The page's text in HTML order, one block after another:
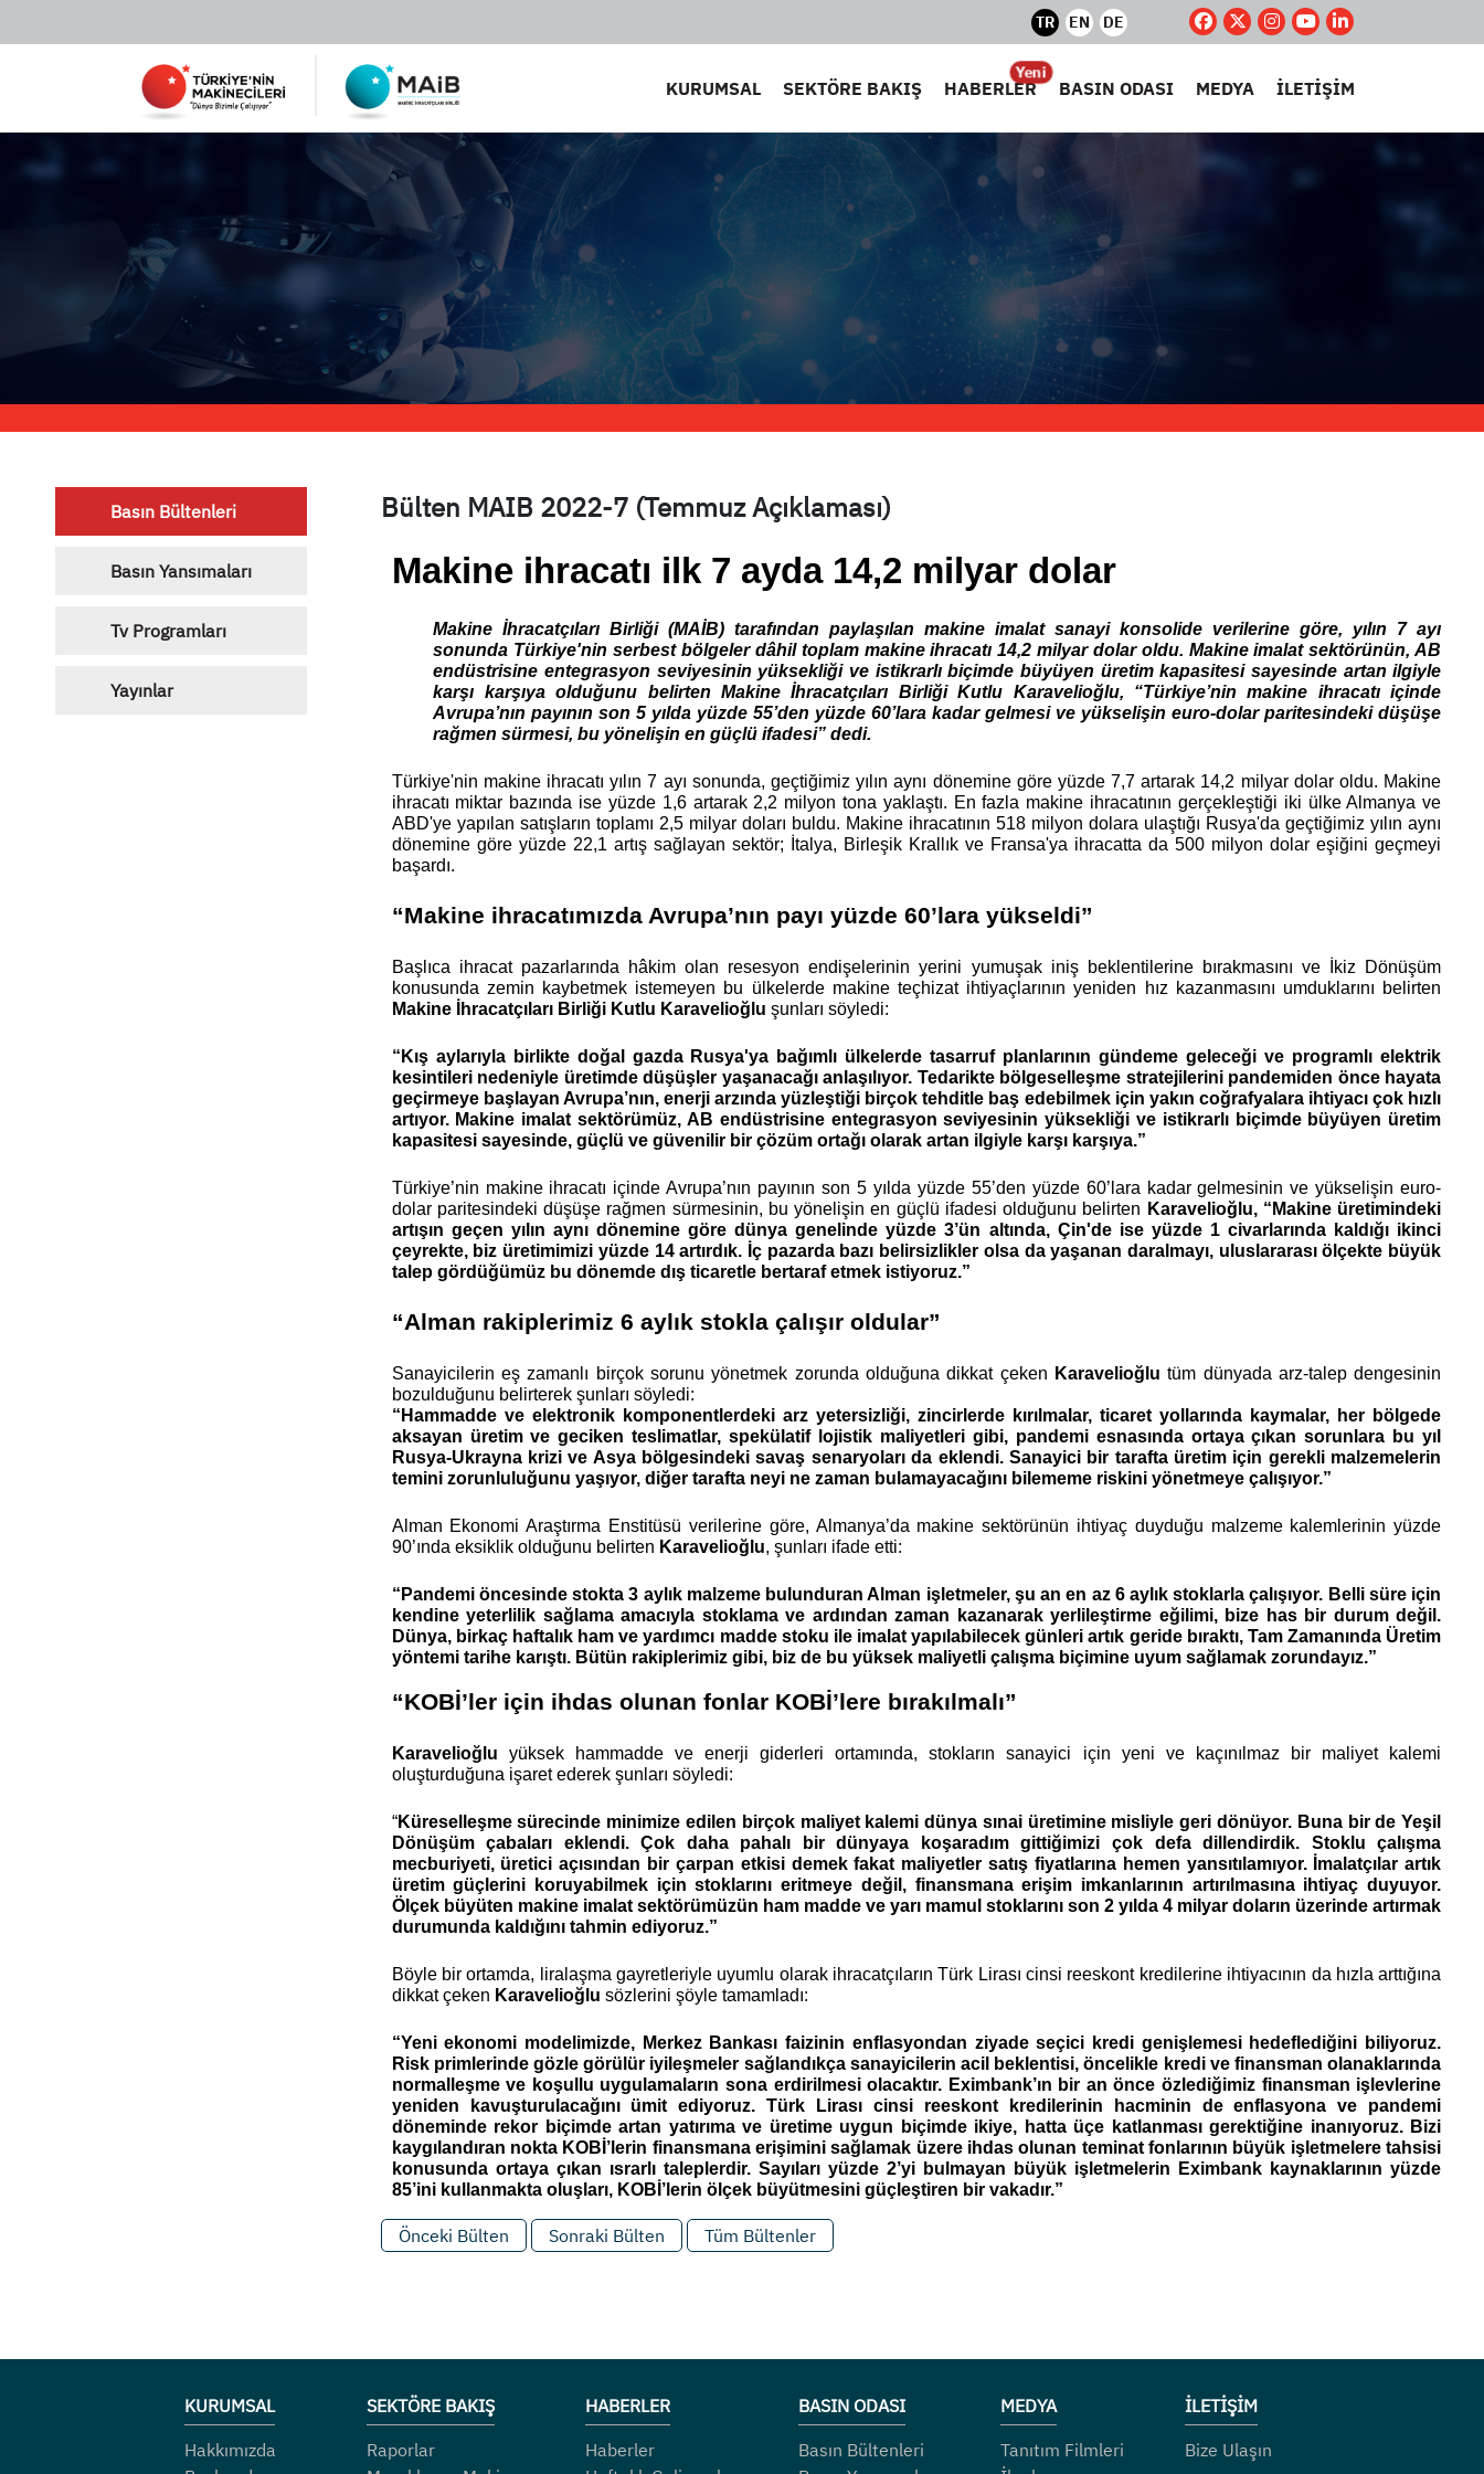
TR EN DE
KURUMSAL SEKTÖRE BAKIŞ
Yeni
HABERLER BASIN ODASI MEDYA İLETİŞİM
Basın Bültenleri
Basın Yansımaları
Tv Programları
Yayınlar
Bülten MAIB 2022-7 (Temmuz Açıklaması)
Makine ihracatı ilk 7 ayda 14,2 milyar dolar
Makine İhracatçıları Birliği (MAİB) tarafından paylaşılan makine imalat sanayi konsolide verilerine göre, yılın 7 ayı
sonunda Türkiye'nin serbest bölgeler dâhil toplam makine ihracatı 14,2 milyar dolar oldu. Makine imalat sektörünün, AB
endüstrisine entegrasyon seviyesinin yüksekliği ve istikrarlı biçimde büyüyen üretim kapasitesi sayesinde artan ilgiyle
karşı karşıya olduğunu belirten Makine İhracatçıları Birliği Kutlu Karavelioğlu, “Türkiye’nin makine ihracatı içinde
Avrupa’nın payının son 5 yılda yüzde 55’den yüzde 60’lara kadar gelmesi ve yükselişin euro-dolar paritesindeki düşüşe
rağmen sürmesi, bu yönelişin en güçlü ifadesi” dedi.
Türkiye'nin makine ihracatı yılın 7 ayı sonunda, geçtiğimiz yılın aynı dönemine göre yüzde 7,7 artarak 14,2 milyar dolar oldu. Makine
ihracatı miktar bazında ise yüzde 1,6 artarak 2,2 milyon tona yaklaştı. En fazla makine ihracatının gerçekleştiği iki ülke Almanya ve
ABD'ye yapılan satışların toplamı 2,5 milyar doları buldu. Makine ihracatının 518 milyon dolara ulaştığı Rusya'da geçtiğimiz yılın aynı
dönemine göre yüzde 22,1 artış sağlayan sektör; İtalya, Birleşik Krallık ve Fransa'ya ihracatta da 500 milyon dolar eşiğini geçmeyi
başardı.
“Makine ihracatımızda Avrupa’nın payı yüzde 60’lara yükseldi”
Başlıca ihracat pazarlarında hâkim olan resesyon endişelerinin yerini yumuşak iniş beklentilerine bırakmasını ve İkiz Dönüşüm
Makine İhracatçıları Birliği Kutlu Karavelioğlu şunları söyledi:
“Kış aylarıyla birlikte doğal gazda Rusya'ya bağımlı ülkelerde tasarruf planlarının gündeme geleceği ve programlı elektrik
kesintileri nedeniyle üretimde düşüşler yaşanacağı anlaşılıyor. Tedarikte bölgeselleşme stratejilerini pandemiden önce hayata
geçirmeye başlayan Avrupa’nın, enerji arzında yüzleştiği birçok tehditle baş edebilmek için yakın coğrafyalara ihtiyacı çok hızlı
artıyor. Makine imalat sektörümüz, AB endüstrisine entegrasyon seviyesinin yüksekliği ve istikrarlı biçimde büyüyen üretim
kapasitesi sayesinde, güçlü ve güvenilir bir çözüm ortağı olarak artan ilgiyle karşı karşıya.”
Türkiye’nin makine ihracatı içinde Avrupa’nın payının son 5 yılda yüzde 55’den yüzde 60’lara kadar gelmesinin ve yükselişin euro-
dolar paritesindeki düşüşe rağmen sürmesinin, bu yönelişin en güçlü ifadesi olduğunu belirten Karavelioğlu, “Makine üretimindeki
artışın geçen yılın aynı dönemine göre dünya genelinde yüzde 3’ün altında, Çin'de ise yüzde 1 civarlarında kaldığı ikinci
çeyrekte, biz üretimimizi yüzde 14 artırdık. İç pazarda bazı belirsizlikler olsa da yaşanan daralmayı, uluslararası ölçekte büyük
talep gördüğümüz bu dönemde dış ticaretle bertaraf etmek istiyoruz.”
“Alman rakiplerimiz 6 aylık stokla çalışır oldular”
Sanayicilerin eş zamanlı birçok sorunu yönetmek zorunda olduğuna dikkat çeken Karavelioğlu tüm dünyada arz-talep dengesinin
bozulduğunu belirterek şunları söyledi:
“Hammadde ve elektronik komponentlerdeki arz yetersizliği, zincirlerde kırılmalar, ticaret yollarında kaymalar, her bölgede
aksayan üretim ve geciken teslimatlar, spekülatif lojistik maliyetleri gibi, pandemi esnasında ortaya çıkan sorunlara bu yıl
Rusya-Ukrayna krizi ve Asya bölgesindeki savaş senaryoları da eklendi. Sanayici bir tarafta üretim için gerekli malzemelerin
temini zorunluluğunu yaşıyor, diğer tarafta neyi ne zaman bulamayacağını bilememe riskini yönetmeye çalışıyor.”
Alman Ekonomi Araştırma Enstitüsü verilerine göre, Almanya’da makine sektörünün ihtiyaç duyduğu malzeme kalemlerinin yüzde
90’ında eksiklik olduğunu belirten Karavelioğlu, şunları ifade etti:
“Pandemi öncesinde stokta 3 aylık malzeme bulunduran Alman işletmeler, şu an en az 6 aylık stoklarla çalışıyor. Belli süre için
kendine yeterlilik sağlama amacıyla stoklama ve ardından zaman kazanarak yerlileştirme eğilimi, bize has bir durum değil.
Dünya, birkaç haftalık ham ve yardımcı madde stoku ile imalat yapılabilecek günleri artık geride bıraktı, Tam Zamanında Üretim
yöntemi tarihe karıştı. Bütün rakiplerimiz gibi, biz de bu yüksek maliyetli çalışma biçimine uyum sağlamak zorundayız.”
“KOBİ’ler için ihdas olunan fonlar KOBİ’lere bırakılmalı”
Karavelioğlu yüksek hammadde ve enerji giderleri ortamında, stokların sanayici için yeni ve kaçınılmaz bir maliyet kalemi
oluşturduğuna işaret ederek şunları söyledi:
“Küreselleşme sürecinde minimize edilen birçok maliyet kalemi dünya sınai üretimine misliyle geri dönüyor. Buna bir de Yeşil
Dönüşüm çabaları eklendi. Çok daha pahalı bir dünyaya koşaradım gittiğimizi çok defa dillendirdik. Stoklu çalışma
mecburiyeti, üretici açısından bir çarpan etkisi demek fakat maliyetler satış fiyatlarına hemen yansıtılamıyor. İmalatçılar artık
üretim güçlerini koruyabilmek için stoklarını eritmeye değil, finansmana erişim imkanlarının artırılmasına ihtiyaç duyuyor.
Ölçek büyüten makine imalat sektörümüzün ham madde ve yarı mamul stoklarını son 2 yılda 4 milyar doların üzerinde artırmak
durumunda kaldığını tahmin ediyoruz.”
Böyle bir ortamda, liralaşma gayretleriyle uyumlu olarak ihracatçıların Türk Lirası cinsi reeskont kredilerine ihtiyacının da hızla arttığına
dikkat çeken Karavelioğlu sözlerini şöyle tamamladı:
“Yeni ekonomi modelimizde, Merkez Bankası faizinin enflasyondan ziyade seçici kredi genişlemesi hedeflediğini biliyoruz.
Risk primlerinde gözle görülür iyileşmeler sağlandıkça sanayicilerin acil beklentisi, öncelikle kredi ve finansman olanaklarında
normalleşme ve koşullu uygulamaların sona erdirilmesi olacaktır. Eximbank’ın bir an önce özlediğimiz finansman işlevlerine
yeniden kavuşturulacağını ümit ediyoruz. Türk Lirası cinsi reeskont kredilerinin hacminin de enflasyona ve pandemi
döneminde rekor biçimde artan yatırıma ve üretime uygun biçimde ikiye, hatta üçe katlanması gerektiğine inanıyoruz. Bizi
kaygılandıran nokta KOBİ’lerin finansmana erişimini sağlamak üzere ihdas olunan teminat fonlarının büyük işletmelere tahsisi
konusunda ortaya çıkan ısrarlı taleplerdir. Sayıları yüzde 2’yi bulmayan büyük işletmelerin Eximbank kaynaklarının yüzde
85’ini kullanmakta oluşları, KOBİ’lerin ölçek büyütmesini güçleştiren bir vakadır.”
Önceki Bülten Sonraki Bülten Tüm Bültenler
KURUMSAL
Hakkımızda
SEKTÖRE BAKIŞ
Raporlar
HABERLER
Haberler
BASIN ODASI
Basın Bültenleri
MEDYA
Tanıtım Filmleri
İLETİŞİM
Bize Ulaşın